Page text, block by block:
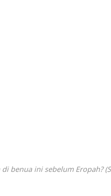
benua ini sebelum Eropah?